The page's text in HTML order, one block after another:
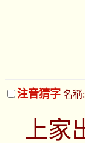
注音猜字 名稱:
上